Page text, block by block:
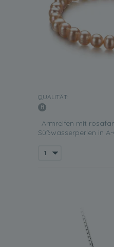
QUALITÄT:
Armreifen mit
Süßwasserperlen in